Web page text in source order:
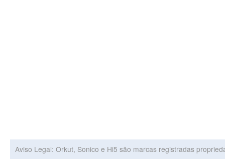
Aviso Legal: Orkut, Sonico e Hi5 são marcas registradas